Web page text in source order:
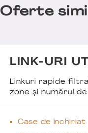
Oferte
LINK-URI
Linkuri rapide
zone și numărul
Case de închiriat